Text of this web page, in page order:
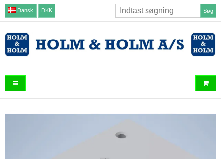
Dansk DKK Søg